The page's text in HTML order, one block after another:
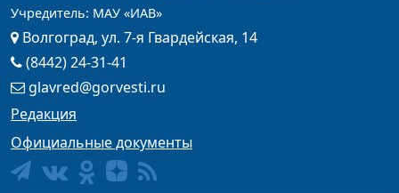
Учредитель: МАУ «ИАВ»
Волгоград, ул. 7-я Гвардейская, 14
(8442) 24-31-41
glavred@gorvesti.ru
Редакция
Официальные документы